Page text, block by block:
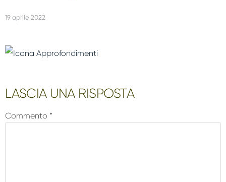
19 aprile 2022
Interazioni
dei
lettori
LASCIA UNA RISPOSTA
Commento *